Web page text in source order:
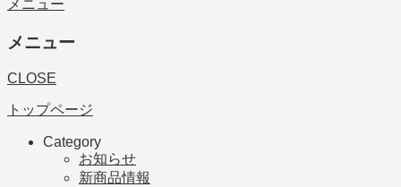
メニュー
メニュー
CLOSE
トップページ
Category
お知らせ
新商品情報